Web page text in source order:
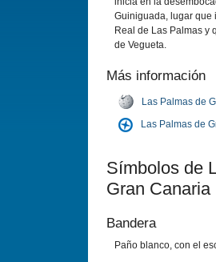
Guiniguada, lugar que
Real de Las Palmas y
de Vegueta.
Más información
Las Palmas de
Las Palmas de
Símbolos de
Gran Canaria
Bandera
Paño blanco, con el